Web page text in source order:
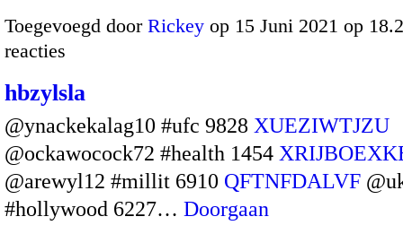
Toegevoegd door Rickey op 15 Juni 2021 op
reacties
hbzylsla
@ynackekalag10 #ufc 9828 XUEZIWTJZU
@ockawocock72 #health 1454
@arewyl12 #millit 6910 QFTNFDALVF
#hollywood 6227… Doorgaan